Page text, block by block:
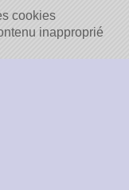
cookies
inapproprié